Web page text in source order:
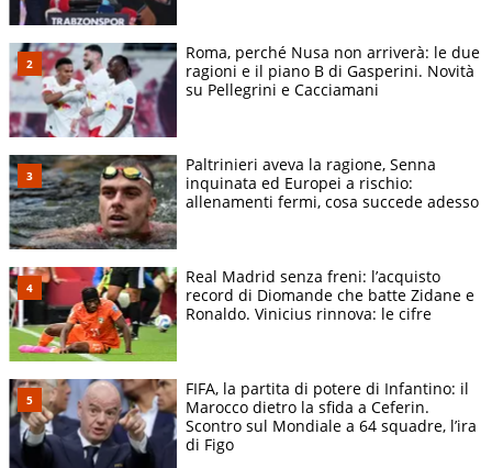
Roma, perché Nusa non arriverà: le due
ragioni e il piano B di Gasperini. Novità
su Pellegrini e Cacciamani
Paltrinieri aveva la ragione, Senna
inquinata ed Europei a rischio:
allenamenti fermi, cosa succede adesso
Real Madrid senza freni: l’acquisto
record di Diomande che batte Zidane e
Ronaldo. Vinicius rinnova: le cifre
FIFA, la partita di potere di Infantino: il
Marocco dietro la sfida a Ceferin.
Scontro sul Mondiale a 64 squadre, l’ira
di Figo